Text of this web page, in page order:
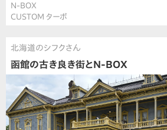
N-BOX
CUSTOM ターボ
北海道のシフクさん
函館の古き良き街とN-BOX